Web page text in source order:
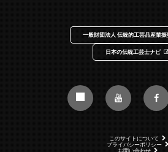
一般財団法人 伝統的工芸品産業振
日本の伝統工芸士ナビ
このサイトについて
プライバシーポリシー